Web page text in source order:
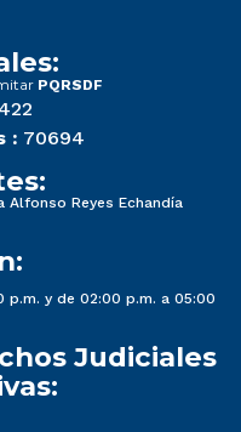
PQRSDF
: 70694
Alfonso Reyes Echandía
p.m. y de 02:00 p.m. a 05:00
Judiciales